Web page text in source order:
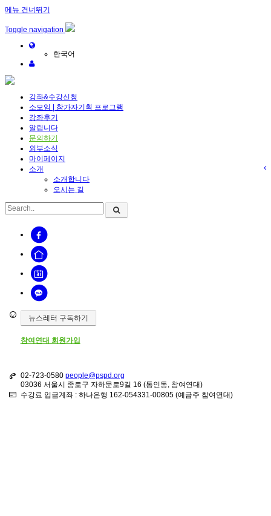
메뉴 건너뛰기
Toggle navigation
한국어
강좌&수강신청
소모임 | 참가자기획 프로그램
강좌후기
알립니다
문의하기
외부소식
마이페이지
소개
소개합니다
오시는 길
뉴스레터 구독하기
참여연대 회원가입
02-723-0580 people@pspd.org
03036 서울시 종로구 자하문로9길 16 (통인동, 참여연대)
수강료 입금계좌 : 하나은행 162-054331-00805 (예금주 참여연대)
Sketchbook5, 스케치북5
Sketchbook5, 스케치북5